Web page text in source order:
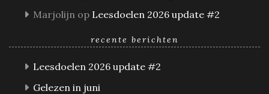
Marjolijn op Leesdoelen 2026 update #2
recente berichten
Leesdoelen 2026 update #2
Gelezen in juni